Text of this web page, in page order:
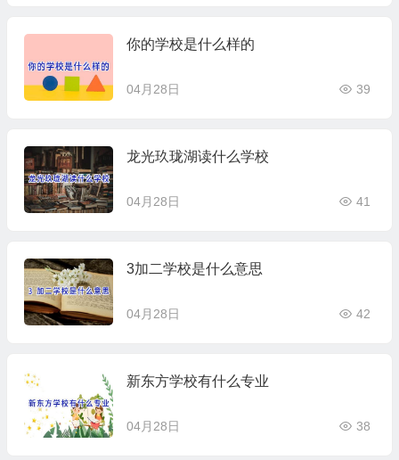
你的学校是什么样的
04月28日 39
龙光玖珑湖读什么学校
04月28日 41
3加二学校是什么意思
04月28日 42
新东方学校有什么专业
04月28日 38